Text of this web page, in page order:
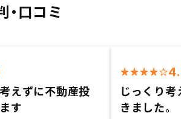
・口コミ
えずに不動産投
す
じっくり
きました。